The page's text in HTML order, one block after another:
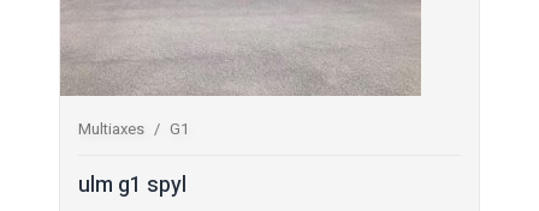
Multiaxes G1
ulm g1 spyl